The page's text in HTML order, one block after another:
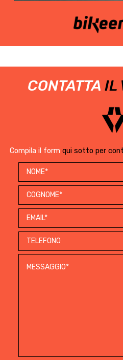
CONTATTA IL
Compila il form qui sotto per